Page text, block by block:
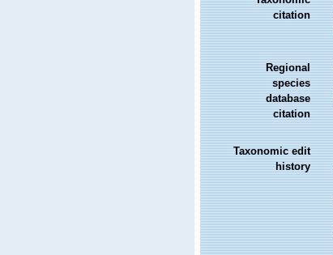
citation
Regional
species
database
citation
Taxonomic edit
history